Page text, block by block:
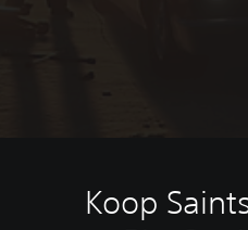
Koop